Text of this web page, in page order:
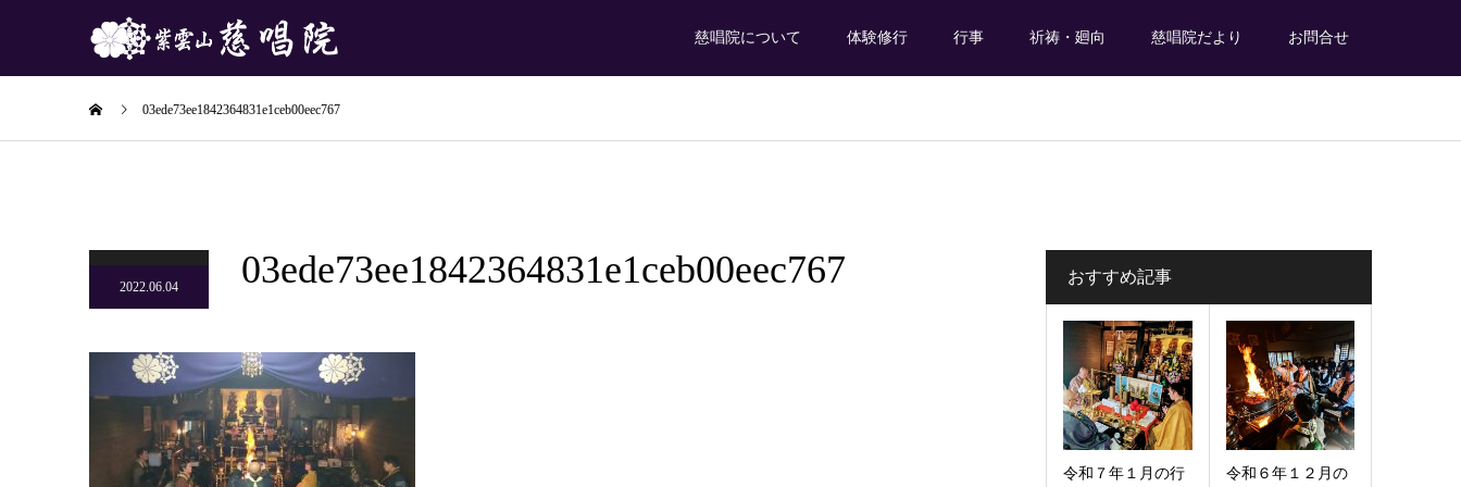
慈唱院について 体験修行 行事 祈祷・廻向 慈唱院だより お問合せ
03ede73ee1842364831e1ceb00eec767
2022.06.04 03ede73ee1842364831e1ceb00eec767 おすすめ記事
令和７年１月の行
令和６年１２月の